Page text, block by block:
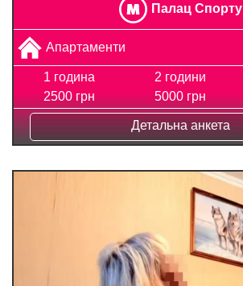
Палац Спорту
Апартаменти
1 година
2500 грн
2 години
5000 грн
Детальна анкета